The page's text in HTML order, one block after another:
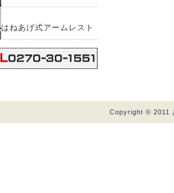
はねあげ式アームレスト
Copyright © 2011